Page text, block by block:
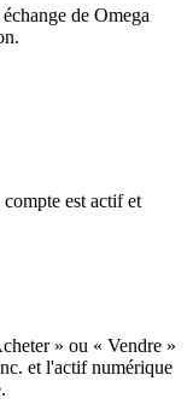
de Omega
est actif et
» ou « Vendre »
et l'actif numérique